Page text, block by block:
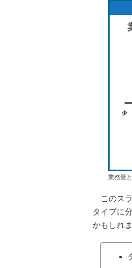
業務量
このスラ
タイプに
かもしれ